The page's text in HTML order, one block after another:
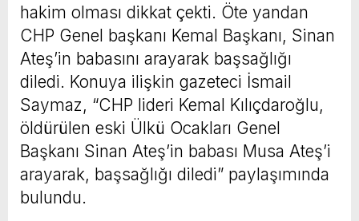
hakim olması dikkat çekti. Öte yandan
CHP Genel başkanı Kemal Başkanı, Sinan
Ateş’in babasını arayarak başsağlığı
diledi. Konuya ilişkin gazeteci İsmail
Saymaz, “CHP lideri Kemal Kılıçdaroğlu,
öldürülen eski Ülkü Ocakları Genel
Başkanı Sinan Ateş’in babası Musa Ateş’i
arayarak, başsağlığı diledi” paylaşımında
bulundu.